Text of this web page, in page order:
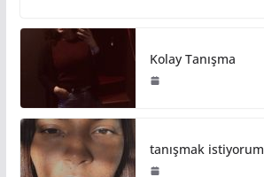
Kolay Tanışma
tanışmak istiyorum